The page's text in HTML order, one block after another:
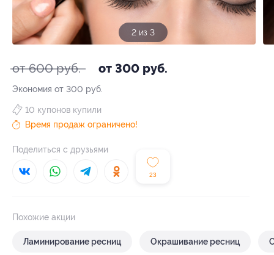
2 из 3
от 600 руб. от 300 руб.
Экономия от 300 руб.
23
10 купонов купили
Время продаж ограничено!
Поделиться с друзьями
Похожие акции
Ламинирование ресниц Окрашивание ресниц